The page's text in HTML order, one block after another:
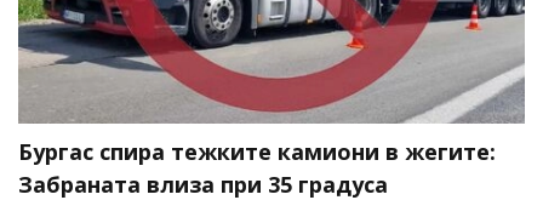
Бургас спира тежките камиони в жегите:
Забраната влиза при 35 градуса